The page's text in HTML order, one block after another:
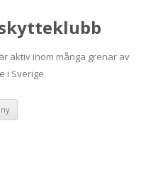
aktiv inom många grenar av
i Sverige